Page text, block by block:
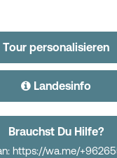
Tour personalisieren
Landesinfo
Brauchst Du Hilfe?
https://wa.me/